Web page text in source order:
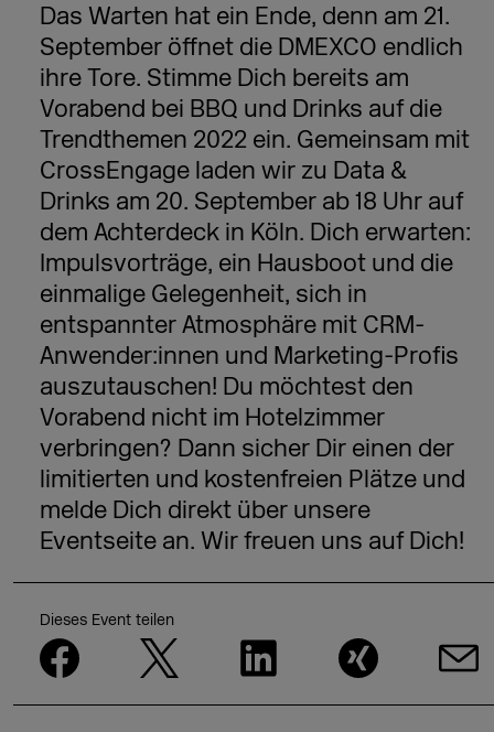
Das Warten hat ein Ende, denn am 21.
September öffnet die DMEXCO endlich
ihre Tore. Stimme Dich bereits am
Vorabend bei BBQ und Drinks auf die
Trendthemen 2022 ein. Gemeinsam mit
CrossEngage laden wir zu Data &
Drinks am 20. September ab 18 Uhr auf
dem Achterdeck in Köln. Dich erwarten:
Impulsvorträge, ein Hausboot und die
einmalige Gelegenheit, sich in
entspannter Atmosphäre mit CRM-
Anwender:innen und Marketing-Profis
auszutauschen! Du möchtest den
Vorabend nicht im Hotelzimmer
verbringen? Dann sicher Dir einen der
limitierten und kostenfreien Plätze und
melde Dich direkt über unsere
Eventseite an. Wir freuen uns auf Dich!
Dieses Event teilen